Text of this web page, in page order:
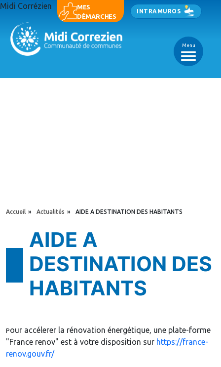
Aller au contenu principal
Midi Corrézien
MES
DÉMARCHES
INTRAMUROS
Menu
_
_
YOU ARE HERE
Accueil » Actualités » AIDE A DESTINATION DES HABITANTS
AIDE A
DESTINATION DES
HABITANTS
Pour accélerer la rénovation énergétique, une plate-forme
"France renov" est à votre disposition sur https://france-
renov.gouv.fr/
Panneau de gestion des cookies